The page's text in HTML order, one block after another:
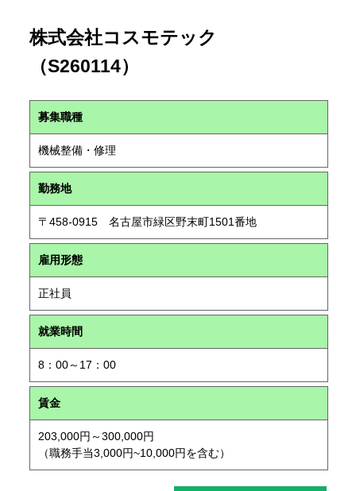
株式会社コスモテック
（S260114）
募集職種
機械整備・修理
勤務地
〒458-0915 名古屋市緑区野末町1501番地
雇用形態
正社員
就業時間
8：00～17：00
賃金
203,000円～300,000円
（職務手当3,000円~10,000円を含む）